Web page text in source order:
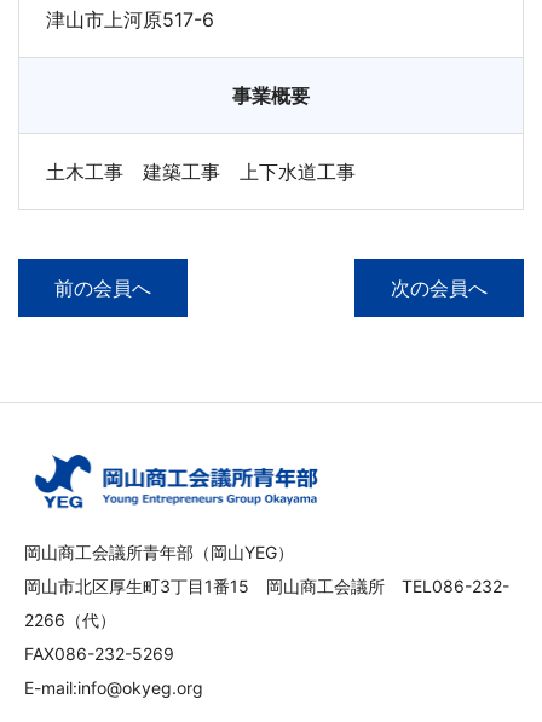
津山市上河原517-6
事業概要
土木工事 建築工事 上下水道工事
前の会員へ 次の会員へ
岡山商工会議所青年部（岡山YEG）
岡山市北区厚生町3丁目1番15 岡山商工会議所 TEL086-232-
2266（代）
FAX086-232-5269
E-mail:info@okyeg.org